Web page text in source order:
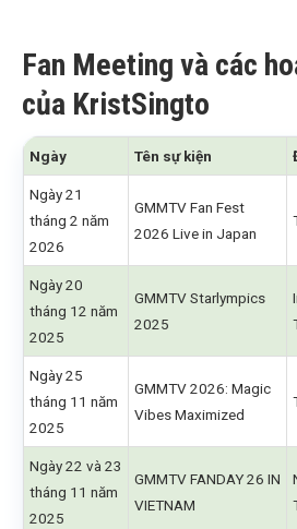
Fan Meeting và các
của KristSingto
Ngày Tên sự kiện
Ngày 21
tháng 2 năm
2026
GMMTV Fan Fest
2026 Live in Japan
Ngày 20
tháng 12 năm
2025
GMMTV Starlympics
2025
Ngày 25
tháng 11 năm
2025
GMMTV 2026: Magic
Vibes Maximized
Ngày 22 và 23
tháng 11 năm
2025
GMMTV FANDAY 26 IN
VIETNAM